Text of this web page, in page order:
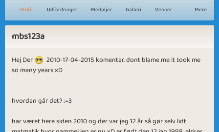
Profil Udfordringer Medaljer Galleri Venner Mere
mbs123a
Hej Der
2010-17-04-2015 komentar. dont blame me it took me
so many years xD
hvordan går det? :=3
har været here siden 2010 og der var jeg 12 år så gør selv lidt